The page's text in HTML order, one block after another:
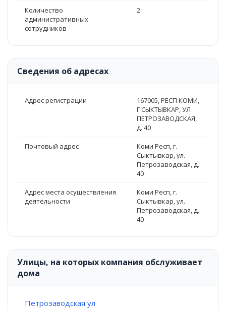
Количество
административных
сотрудников
2
Сведения об адресах
Адрес регистрации
167005, РЕСП КОМИ,
Г СЫКТЫВКАР, УЛ
ПЕТРОЗАВОДСКАЯ,
д. 40
Почтовый адрес
Коми Респ, г.
Сыктывкар, ул.
Петрозаводская, д.
40
Адрес места осуществления
деятельности
Коми Респ, г.
Сыктывкар, ул.
Петрозаводская, д.
40
Улицы, на которых компания обслуживает
дома
Петрозаводская ул